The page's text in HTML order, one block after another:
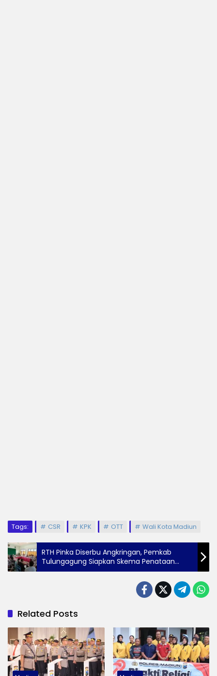
Tags: CSR KPK OTT Wali Kota Madiun
RTH Pinka Diserbu Angkringan, Pemkab
Tulungagung Siapkan Skema Penataan
Pedagang
Related Posts